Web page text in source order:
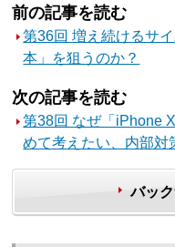
前の記事を読む
第36回 増え続けるサ
本」を狙うのか？
次の記事を読む
第38回 なぜ「iPhone
めて考えたい、内部対
バッ